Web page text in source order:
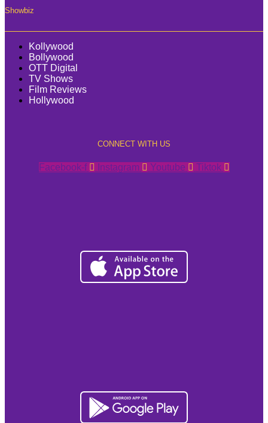
Showbiz
Kollywood
Bollywood
OTT Digital
TV Shows
Film Reviews
Hollywood
CONNECT WITH US
Facebook-f Instagram Youtube Tiktok